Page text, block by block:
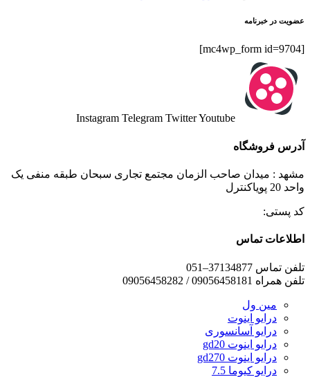
عضویت در خبرنامه
[mc4wp_form id=9704]
Instagram Telegram TwitterYoutube
آدرس فروشگاه
مشهد : میدان صاحب الزمان مجتمع تجاری سبحان طبقه منفی یک
واحد 20 پویاکنترل
کد پستی:
اطلاعات تماس
تلفن تماس 37134877–051
تلفن همراه 09056458181 / 09056458282
مین ول
درایو اینوت
درایو آسانسوری
درایو اینوت gd20
درایو اینوت gd270
درایو کیوما 7.5